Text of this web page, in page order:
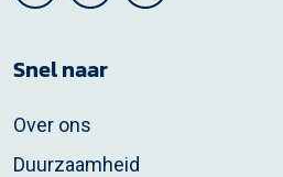
Snel naar
Over ons
Duurzaamheid